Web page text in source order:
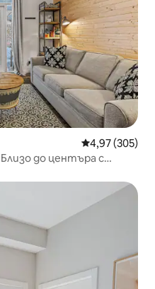
Средна
4,97 (305)
до центъра с